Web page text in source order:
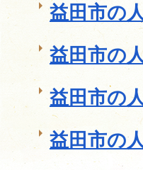
益田市の
益田市の
益田市の
益田市の